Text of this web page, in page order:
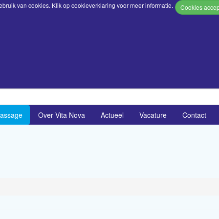
van cookies. Klik opcookieverklaring voor meer informatie.
Over Vita Nova Actueel Vacature Contact